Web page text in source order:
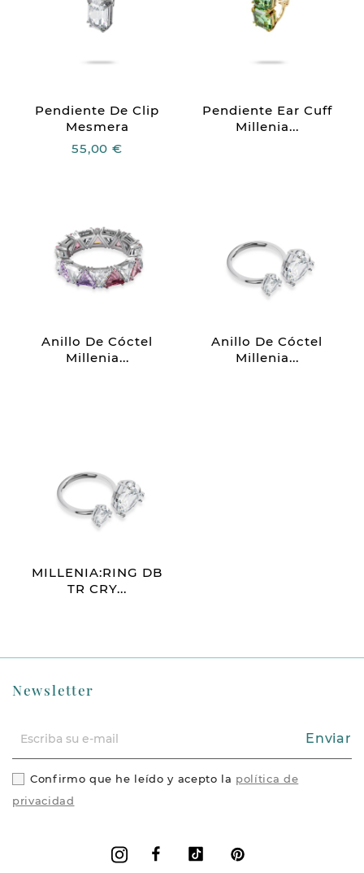
Pendiente De Clip
Mesmera
55,00 €
Pendiente Ear Cuff
Millenia...
Anillo De Cóctel
Millenia...
Anillo De Cóctel
Millenia...
MILLENIA:RING DB
TR CRY...
Newsletter
Enviar
Confirmo que he leído y acepto la política de
privacidad
FacebookVimeo
Instagram